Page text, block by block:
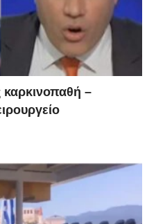
–